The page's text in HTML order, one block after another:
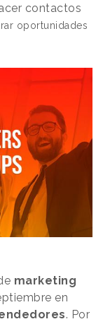
contactos
oportunidades
marketing
en
. Por